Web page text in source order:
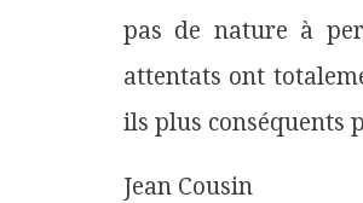
pas de nature à
attentats ont
ils plus conséquents
Jean Cousin